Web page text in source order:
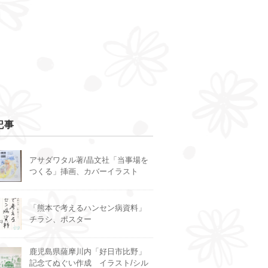
事
アサダワタル著/晶文社「当事場を
つくる」挿画、カバーイラスト
「熊本で考えるハンセン病資料」
チラシ、ポスター
鹿児島県薩摩川内「好日市比野」
記念てぬぐい作成 イラスト/シル